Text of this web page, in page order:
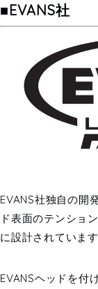
■EVANS社
EVANS社独自の開
ド表面のテンショ
に設計されています
EVANSヘッドを付